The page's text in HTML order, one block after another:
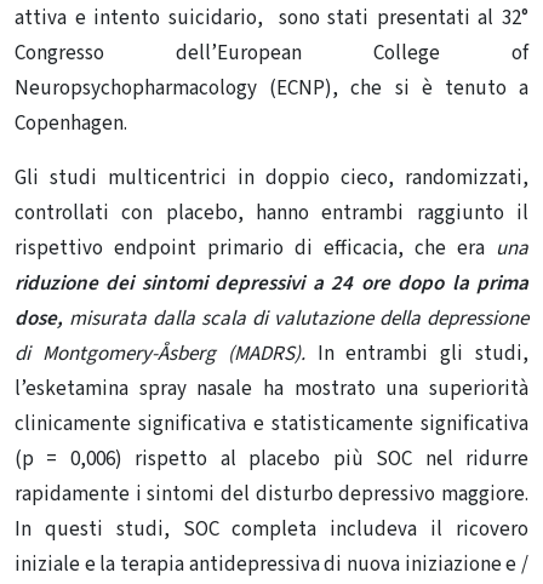
attiva e intento suicidario, sono stati presentati al 32°
Congresso dell’European College of
Neuropsychopharmacology (ECNP), che si è tenuto a
Copenhagen.
Gli studi multicentrici in doppio cieco, randomizzati,
controllati con placebo, hanno entrambi raggiunto il
rispettivo endpoint primario di efficacia, che era una
riduzione dei sintomi depressivi a 24 ore dopo la prima
dose, misurata dalla scala di valutazione della depressione
di Montgomery-Åsberg (MADRS). In entrambi gli studi,
l’esketamina spray nasale ha mostrato una superiorità
clinicamente significativa e statisticamente significativa
(p = 0,006) rispetto al placebo più SOC nel ridurre
rapidamente i sintomi del disturbo depressivo maggiore.
In questi studi, SOC completa includeva il ricovero
iniziale e la terapia antidepressiva di nuova iniziazione e /